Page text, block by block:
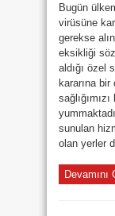
Bugün
virüsüne
gerekse
eksikliği
aldığı özel
kararına
sunulan
olan yerler
Devamını